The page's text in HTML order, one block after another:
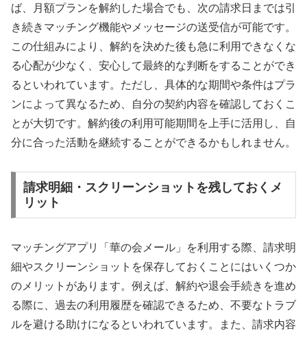
ば、月額プランを解約した場合でも、次の請求日までは引
き続きマッチング機能やメッセージの送受信が可能です。
この仕組みにより、解約を決めた後も急に利用できなくな
る心配が少なく、安心して最終的な判断をすることができ
るといわれています。ただし、具体的な期間や条件はプラ
ンによって異なるため、自分の契約内容を確認しておくこ
とが大切です。解約後の利用可能期間を上手に活用し、自
分に合った活動を継続することができるかもしれません。
請求明細・スクリーンショットを残しておくメ
リット
マッチングアプリ「華の会メール」を利用する際、請求明
細やスクリーンショットを保存しておくことにはいくつか
のメリットがあります。例えば、解約や退会手続きを進め
る際に、過去の利用履歴を確認できるため、不要なトラブ
ルを避ける助けになるといわれています。また、請求内容